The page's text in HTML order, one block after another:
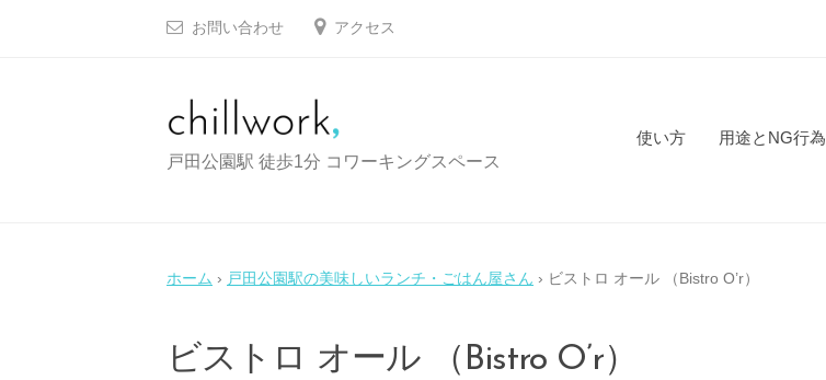
お問い合わせ アクセス
戸
で
レ
戸田公園駅 徒歩1分 コワーキングスペース
使い方 用途とNG行為
ホーム › 戸田公園駅の美味しいランチ・ごはん屋さん › ビストロ オール （Bistro O’r）
ビストロ オール （Bistro O’r）
田
テ
レ
す
ら